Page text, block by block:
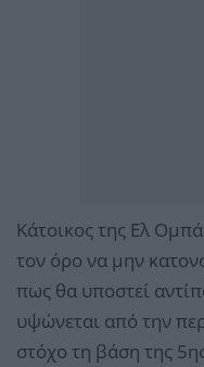
Κάτοικος της Ελ
τον όρο να μην
πως θα υποστεί
υψώνεται από την
στόχο τη βάση της